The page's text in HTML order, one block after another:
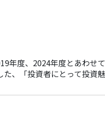
年度、2024年度とあわせ
「投資者にとって投